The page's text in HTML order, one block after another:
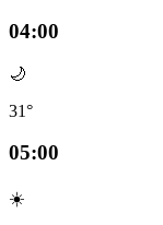
04:00
🌙
31°
05:00
☀️